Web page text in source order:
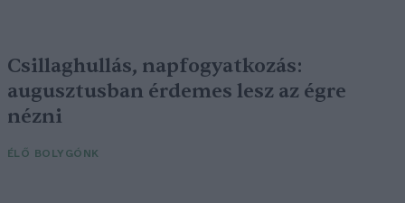
Csillaghullás, napfogyatkozás:
augusztusban érdemes lesz az égre
nézni
ÉLŐ BOLYGÓNK